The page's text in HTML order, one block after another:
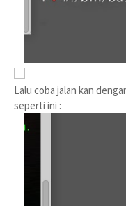
Lalu coba jalan kan
seperti ini :